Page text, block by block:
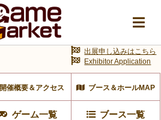
開催概要＆アクセス ブース＆ホールMAP
ゲーム一覧 ブース一覧
出展申し込みはこちら
Exhibitor Application